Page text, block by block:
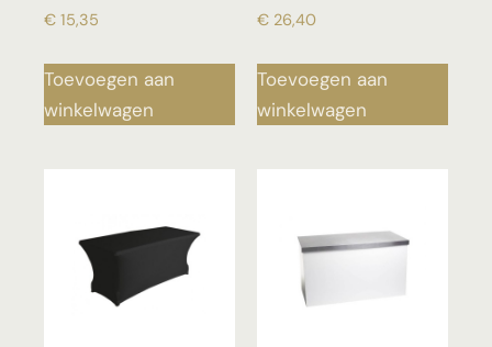
€ 15,35
Toevoegen aan
winkelwagen
€ 26,40
Toevoegen aan
winkelwagen